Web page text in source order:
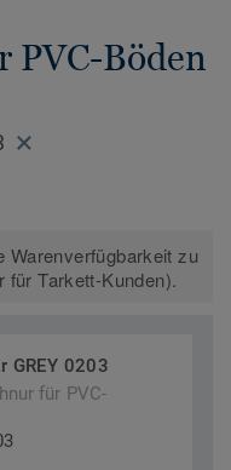
PVC-Böden
Warenverfügbarkeit zu
für Tarkett-Kunden).
GREY 0203
für PVC-